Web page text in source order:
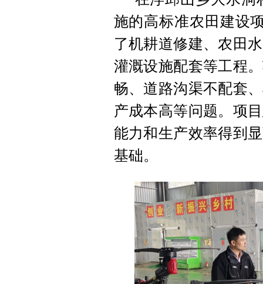
施的高标准农田建设
了机耕道修建、农田
灌溉设施配套等工程
畅、道路沟渠不配套
产成本高等问题。项
能力和生产效率得到
基础。